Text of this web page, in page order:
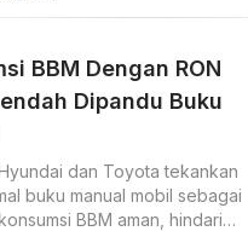
BBM Dengan RON
Dipandu Buku
dan Toyota tekankan
buku manual mobil sebagai
BBM aman, hindari